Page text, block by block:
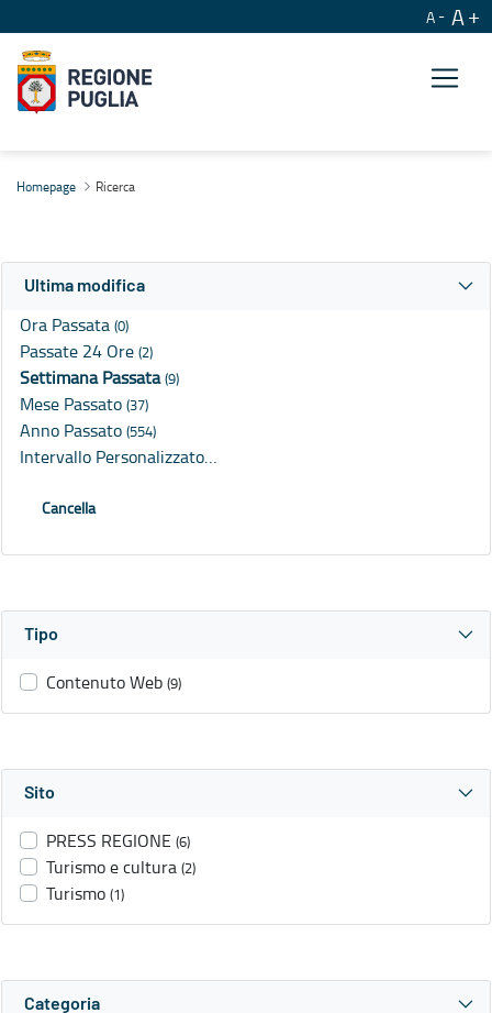
A A
Homepage Ricerca
Ultima modifica
Ora Passata (0)
Passate 24 Ore (2)
Settimana Passata(9)
Mese Passato (37)
Anno Passato (554)
Intervallo Personalizzato…
Cancella
Tipo
Contenuto Web (9)
Sito
PRESS REGIONE (6)
Turismo e cultura (2)
Turismo (1)
Categoria